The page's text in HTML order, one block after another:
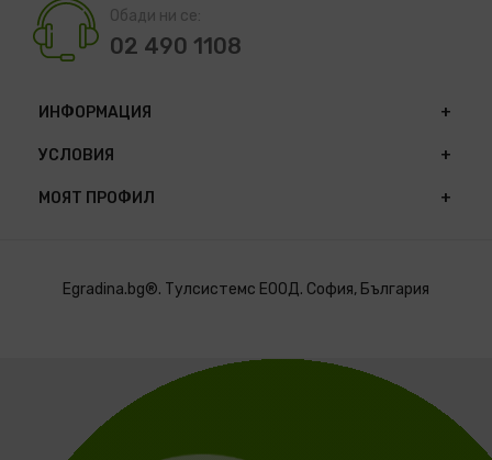
Обади ни се:
02 490 1108
ИНФОРМАЦИЯ
УСЛОВИЯ
МОЯТ ПРОФИЛ
Egradina.bg®. Тулсистемс ЕООД. София, България